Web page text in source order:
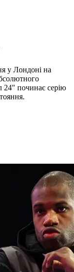
у Лондоні на
24" починає серію